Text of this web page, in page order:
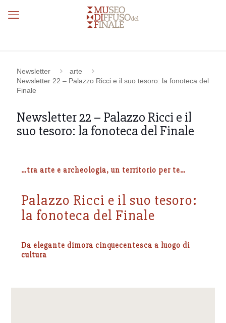
Newsletter
arte
Newsletter 22 – Palazzo Ricci e il suo tesoro: la fonoteca del
Finale
Newsletter 22 – Palazzo Ricci e il
suo tesoro: la fonoteca del Finale
…tra arte e archeologia, un territorio per te…
Palazzo Ricci e il suo tesoro:
la fonoteca del Finale
Da elegante dimora cinquecentesca a luogo di
cultura